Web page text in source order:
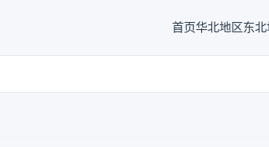
首页华北地区东